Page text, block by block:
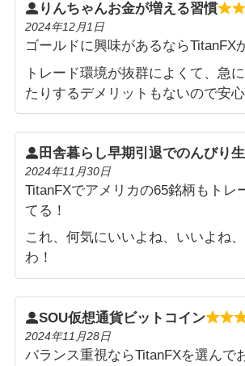
2024年12月1日
ゴールドに興味があるならTitanFX
トレード環境が抜群によくて、急
たりするデメリットもないので安
りんちゃんお金が増える習慣
2024年11月30日
TitanFXでアメリカの65銘柄もトレ
てる！
これ、何気にいいよね、いいよね
わ！
田舎暮らし早期引退でのんびり
2024年11月28日
バランス重視ならTitanFXを選んで
SOU仮想通貨ビットコイン